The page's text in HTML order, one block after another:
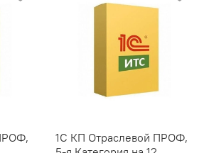
1С КП Отраслевой ПРОФ,